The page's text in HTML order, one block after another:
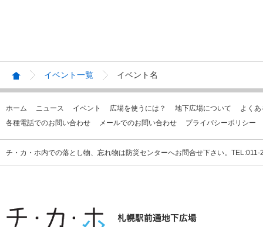
イベント一覧 イベント名
ホーム ニュース イベント 広場を使うには？ 地下広場について
よく
各種電話でのお問い合わせ
メールでのお問い合わせ プライバシーポリシー
チ・カ・ホ内での落とし物、忘れ物は防災センターへお問合せ下さい。